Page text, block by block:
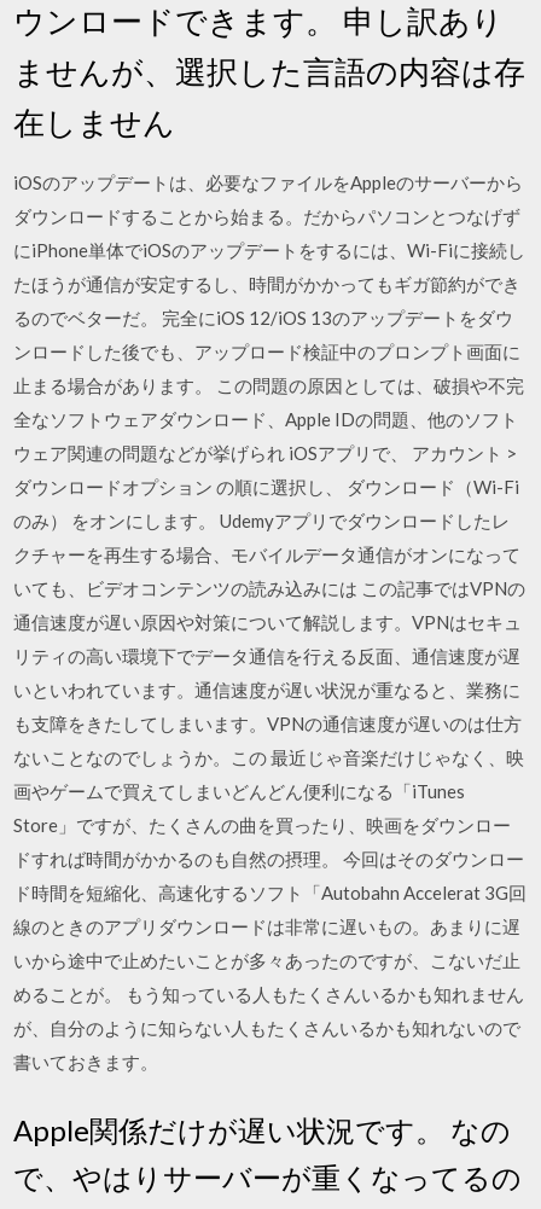
ウンロードできます。 申し訳あり
ませんが、選択した言語の内容は存
在しません
iOSのアップデートは、必要なファイルをAppleのサーバーから
ダウンロードすることから始まる。だからパソコンとつなげず
にiPhone単体でiOSのアップデートをするには、Wi-Fiに接続し
たほうが通信が安定するし、時間がかかってもギガ節約ができ
るのでベターだ。 完全にiOS 12/iOS 13のアップデートをダウ
ンロードした後でも、アップロード検証中のプロンプト画面に
止まる場合があります。 この問題の原因としては、破損や不完
全なソフトウェアダウンロード、Apple IDの問題、他のソフト
ウェア関連の問題などが挙げられ iOSアプリで、 アカウント >
ダウンロードオプション の順に選択し、 ダウンロード（Wi-Fi
のみ） をオンにします。 Udemyアプリでダウンロードしたレ
クチャーを再生する場合、モバイルデータ通信がオンになって
いても、ビデオコンテンツの読み込みには この記事ではVPNの
通信速度が遅い原因や対策について解説します。VPNはセキュ
リティの高い環境下でデータ通信を行える反面、通信速度が遅
いといわれています。通信速度が遅い状況が重なると、業務に
も支障をきたしてしまいます。VPNの通信速度が遅いのは仕方
ないことなのでしょうか。この 最近じゃ音楽だけじゃなく、映
画やゲームで買えてしまいどんどん便利になる「iTunes
Store」ですが、たくさんの曲を買ったり、映画をダウンロー
ドすれば時間がかかるのも自然の摂理。 今回はそのダウンロー
ド時間を短縮化、高速化するソフト「Autobahn Accelerat 3G回
線のときのアプリダウンロードは非常に遅いもの。あまりに遅
いから途中で止めたいことが多々あったのですが、こないだ止
めることが。 もう知っている人もたくさんいるかも知れません
が、自分のように知らない人もたくさんいるかも知れないので
書いておきます。
Apple関係だけが遅い状況です。 なの
で、やはりサーバーが重くなってるの